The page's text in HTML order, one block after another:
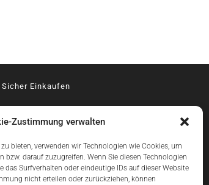
Zustimmung verwalten
bieten, verwenden wir Technologien wie Cookies, um
bzw. darauf zuzugreifen. Wenn Sie diesen Technologien
das Surfverhalten oder eindeutige IDs auf dieser Website
nicht erteilen oder zurückziehen, können
Sicher Einkaufen
Einfach Online Bezahlen